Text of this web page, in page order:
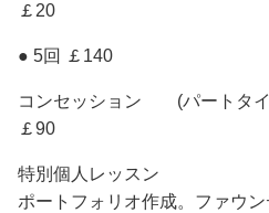
￡20
● 5回 ￡140
コンセッション (パートタ
￡90
特別個人レッスン
ポートフォリオ作成。ファウ